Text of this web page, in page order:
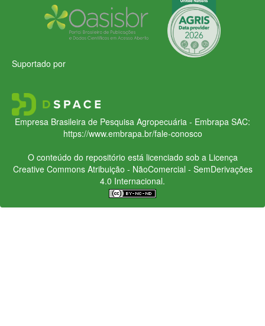
Suportado por
Empresa Brasileira de Pesquisa Agropecuária - Embrapa SAC:
https://www.embrapa.br/fale-conosco
O conteúdo do repositório está licenciado sob a Licença
Creative CommonsAtribuição - NãoComercial - SemDerivações
4.0 Internacional.